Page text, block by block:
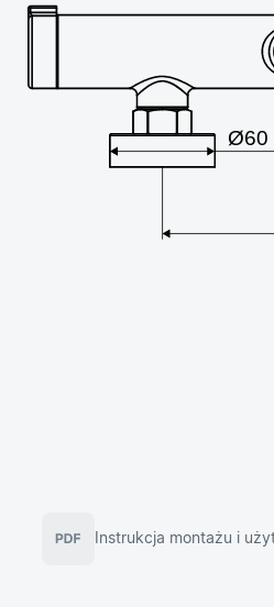
Instrukcja montażu i